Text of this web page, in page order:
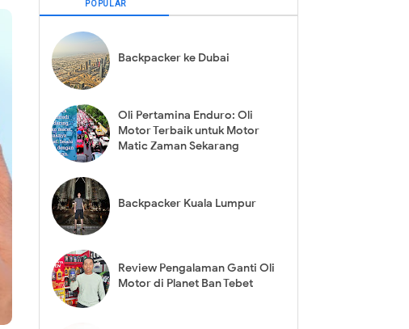
POPULAR
Backpacker ke Dubai
Oli Pertamina Enduro: Oli
Motor Terbaik untuk Motor
Matic Zaman Sekarang
Backpacker Kuala Lumpur
Review Pengalaman Ganti Oli
Motor di Planet Ban Tebet